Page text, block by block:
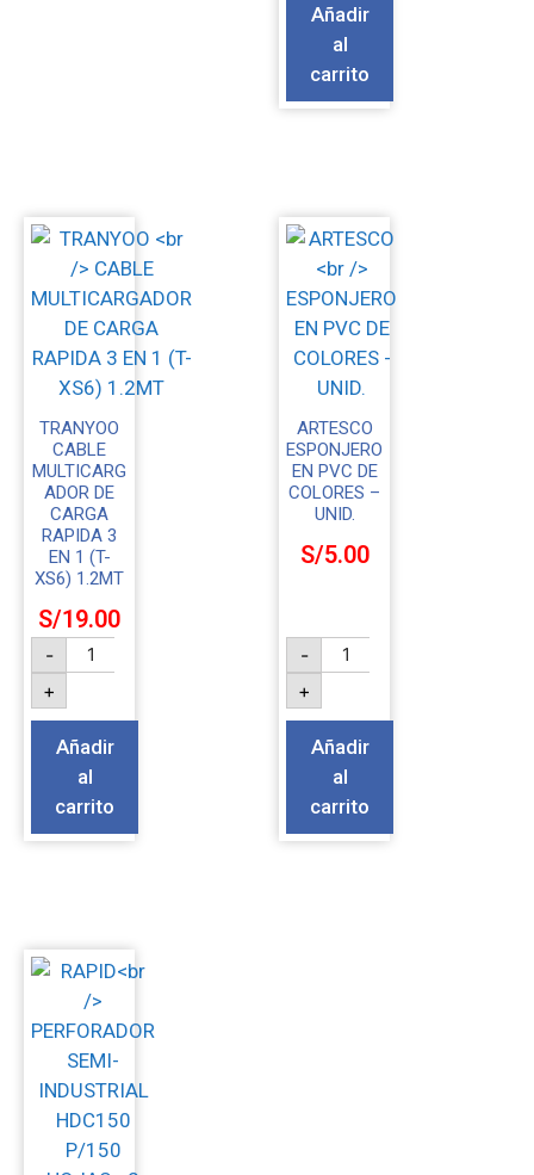
Añadir
al
carrito
TRANYOO
CABLE
MULTICARG
ADOR DE
CARGA
RAPIDA 3
EN 1 (T-
XS6) 1.2MT
S/19.00
-
+
Añadir
al
carrito
ARTESCO
ESPONJERO
EN PVC DE
COLORES –
UNID.
S/5.00
-
+
Añadir
al
carrito